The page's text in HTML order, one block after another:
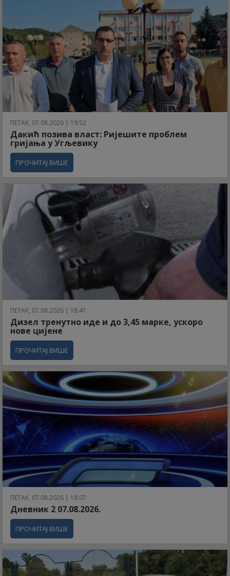
ПЕТАК, 07.08.2026 | 19:52
Дакић позива власт: Ријешите проблем
гријања у Угљевику
ПРОЧИТАЈ ВИШЕ
ПЕТАК, 07.08.2026 | 18:41
Дизел тренутно иде и до 3,45 марке, ускоро
нове цијене
ПРОЧИТАЈ ВИШЕ
ПЕТАК, 07.08.2026 | 18:07
Дневник 2 07.08.2026.
ПРОЧИТАЈ ВИШЕ